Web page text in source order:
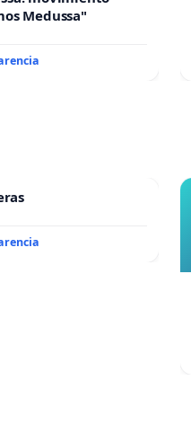
Medussa"